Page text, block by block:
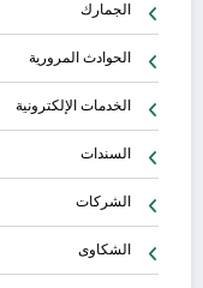
الجمارك
الحوادث المرورية
الخدمات الإلكترونية
السندات
الشركات
الشكاوى